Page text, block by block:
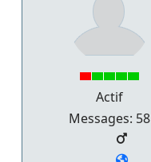
Actif
Messages: 58